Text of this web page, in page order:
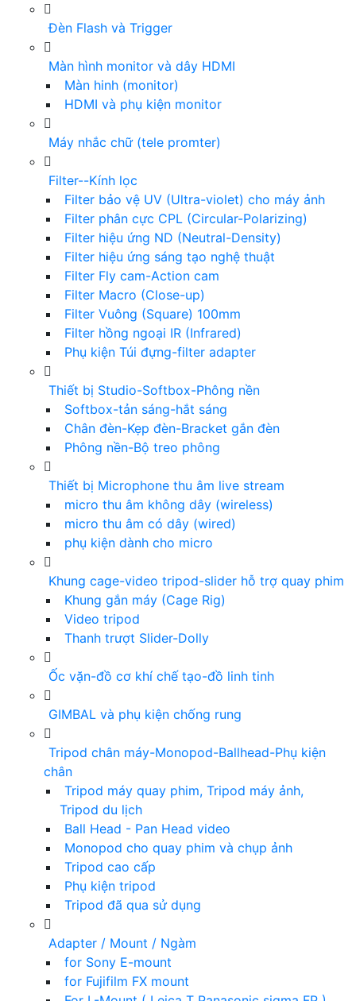
Đèn Flash và Trigger
Màn hình monitor và dây HDMI
Màn hinh (monitor)
HDMI và phụ kiện monitor
Máy nhắc chữ (tele promter)
Filter--Kính lọc
Filter bảo vệ UV (Ultra-violet) cho máy ảnh
Filter phân cực CPL (Circular-Polarizing)
Filter hiệu ứng ND (Neutral-Density)
Filter hiệu ứng sáng tạo nghệ thuật
Filter Fly cam-Action cam
Filter Macro (Close-up)
Filter Vuông (Square) 100mm
Filter hồng ngoại IR (Infrared)
Phụ kiện Túi đựng-filter adapter
Thiết bị Studio-Softbox-Phông nền
Softbox-tản sáng-hắt sáng
Chân đèn-Kẹp đèn-Bracket gắn đèn
Phông nền-Bộ treo phông
Thiết bị Microphone thu âm live stream
micro thu âm không dây (wireless)
micro thu âm có dây (wired)
phụ kiện dành cho micro
Khung cage-video tripod-slider hỗ trợ quay phim
Khung gắn máy (Cage Rig)
Video tripod
Thanh trượt Slider-Dolly
Ốc vặn-đồ cơ khí chế tạo-đồ linh tinh
GIMBAL và phụ kiện chống rung
Tripod chân máy-Monopod-Ballhead-Phụ kiện
chân
Tripod máy quay phim, Tripod máy ảnh,
Tripod du lịch
Ball Head - Pan Head video
Monopod cho quay phim và chụp ảnh
Tripod cao cấp
Phụ kiện tripod
Tripod đã qua sử dụng
Adapter / Mount / Ngàm
for Sony E-mount
for Fujifilm FX mount